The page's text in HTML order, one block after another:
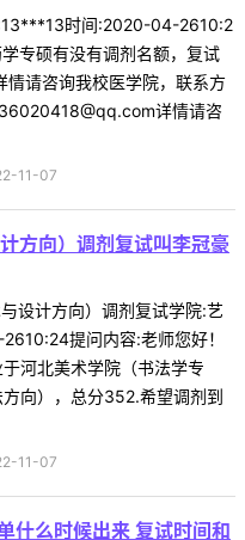
时间:2020-04-2610:2
专硕有没有调剂名额，复试
情请咨询我校医学院，联系方
详情请咨
11-07
方向）调剂复试叫李冠豪
设计方向）调剂复试学院:艺
提问内容:老师您好！
河北美术学院（书法学专
向），总分352.希望调剂到
11-07
什么时候出来 复试时间和